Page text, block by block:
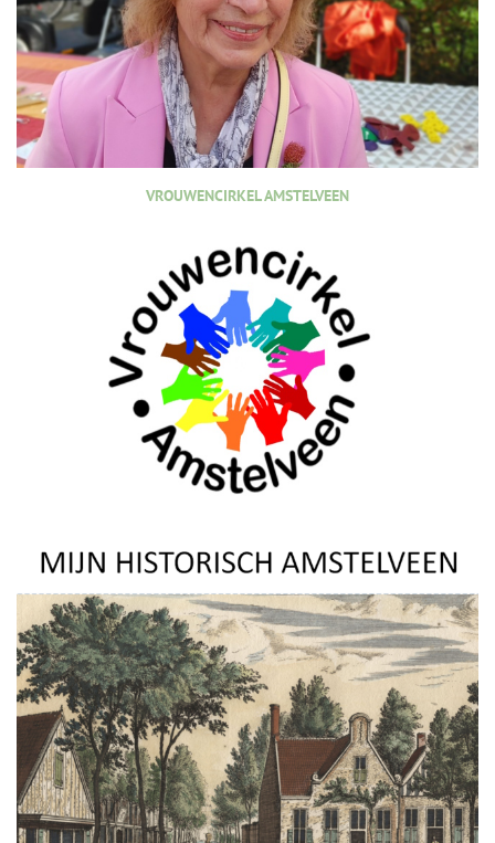
VROUWENCIRKEL AMSTELVEEN